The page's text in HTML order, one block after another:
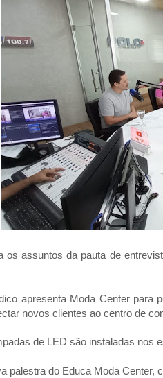
os assuntos da pauta de
apresenta Moda Center para
novos clientes ao centro de
de LED são instaladas nos
palestra do Educa Moda Center,